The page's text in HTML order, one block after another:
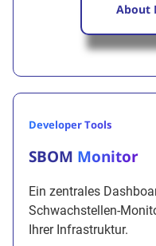
About
Developer Tools
SBOM Monitor
Ein zentrales
Schwachstellen-
Ihrer Infrastruktur.